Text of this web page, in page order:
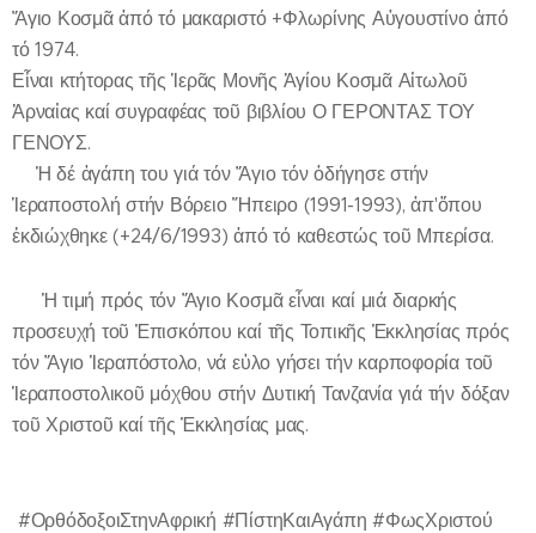
Ἅγιο Κοσμᾶ ἀπό τό μακαριστό +Φλωρίνης Αὐγουστίνο ἀπό
τό 1974.
Εἶναι κτήτορας τῆς Ἱερᾶς Μονῆς Ἁγίου Κοσμᾶ Αἰτωλοῦ
Ἀρναἰας καί συγραφέας τοῦ βιβλίου Ο ΓΕΡΟΝΤΑΣ ΤΟΥ
ΓΕΝΟΥΣ.
✍️Ἡ δέ ἀγάπη του γιά τόν Ἅγιο τόν ὀδήγησε στήν
Ἱεραποστολή στήν Βόρειο Ἥπειρο (1991-1993), ἀπ'ὅπου
ἐκδιώχθηκε (+24/6/1993) ἀπό τό καθεστώς τοῦ Μπερίσα.
🛐Ἡ τιμή πρός τόν Ἅγιο Κοσμᾶ εἶναι καί μιά διαρκής
προσευχή τοῦ Ἐπισκόπου καί τῆς Τοπικῆς Ἐκκλησίας πρός
τόν Ἅγιο Ἱεραπόστολο, νά εὐλο γήσει τήν καρποφορία τοῦ
Ἱεραποστολικοῦ μόχθου στήν Δυτική Τανζανία γιά τήν δόξαν
τοῦ Χριστοῦ καί τῆς Ἐκκλησίας μας.
#ΟρθόδοξοιΣτηνΑφρική #ΠίστηΚαιΑγάπη #ΦωςΧριστού